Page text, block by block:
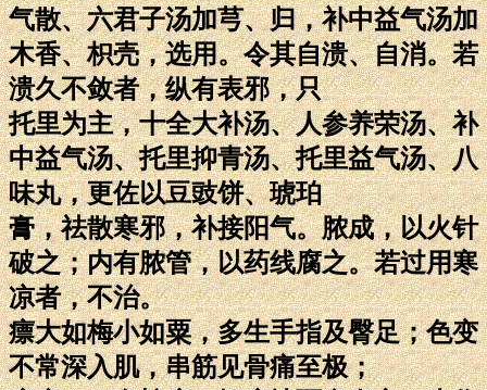
气散、六君子汤加芎、归，补中益气汤加
木香、枳壳，选用。令其自溃、自消。若
溃久不敛者，纵有表邪，只
托里为主，十全大补汤、人参养荣汤、补
中益气汤、托里抑青汤、托里益气汤、八
味丸，更佐以豆豉饼、琥珀
膏，祛散寒邪，补接阳气。脓成，以火针
破之；内有脓管，以药线腐之。若过用寒
凉者，不治。
瘭大如梅小如粟，多生手指及臀足；色变
不常深入肌，串筋见骨痛至极；